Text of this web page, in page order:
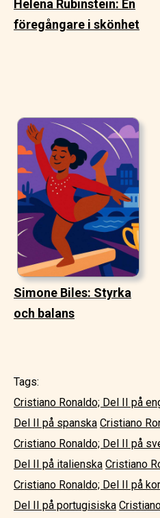
Helena Rubinstein: En
föregångare i skönhet
Simone Biles: Styrka
och balans
Tags:
Cristiano Ronaldo; Del II på
Del II på spanska Cristiano
Cristiano Ronaldo; Del II på
Del II på italienska Cristiano
Cristiano Ronaldo; Del II på
Del II på portugisiska